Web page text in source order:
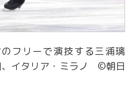
フリーで演技する三浦璃
、イタリア・ミラノ ©朝日